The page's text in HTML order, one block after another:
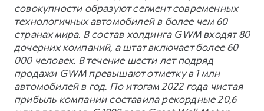
совокупности образуют сегмент современных
технологичных автомобилей в более чем 60
странах мира. В состав холдинга GWM входят 80
дочерних компаний, а штат включает более 60
000 человек. В течение шести лет подряд
продажи GWM превышают отметку в 1 млн
автомобилей в год. По итогам 2022 года чистая
прибыль компании составила рекордные 20,6